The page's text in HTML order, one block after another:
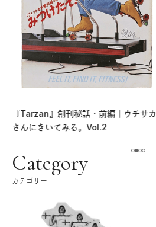
『Tarzan』創刊秘話・前編｜ウチサカ
さんにきいてみる。Vol.2
Category
カテゴリー